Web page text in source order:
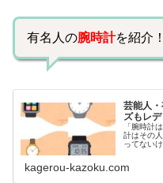
有名人の腕時計を紹介！
芸能人
ズもレ
「腕時計
計はその
ってない
kagerou-kazoku.com